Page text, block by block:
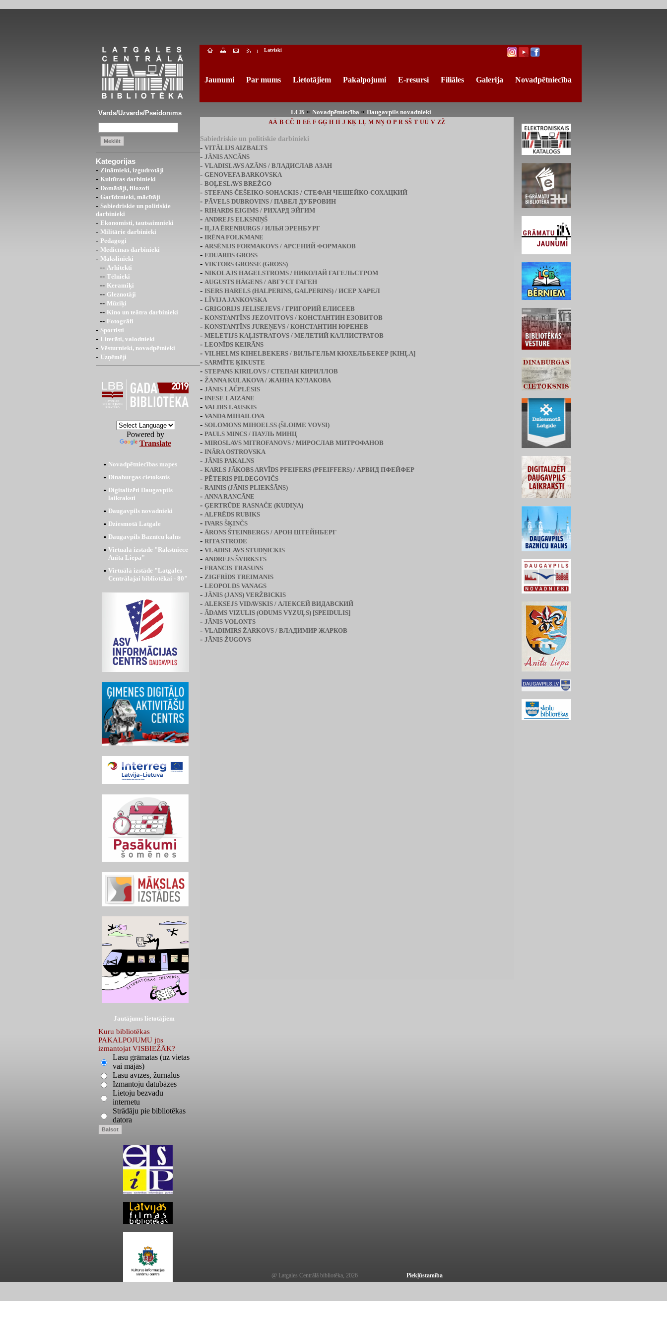
l Latviski
Jaunumi Par mums Lietotājiem Pakalpojumi E-resursi Filiāles Galerija Novadpētniecība
Vārds/Uzvārds/Pseidonīms
Kategorijas
- Zinātnieki, izgudrotāji
- Kultūras darbinieki
- Domātāji, filozofi
- Garīdznieki, mācītāji
- Sabiedriskie un politiskie
darbinieki
- Ekonomisti, tautsaimnieki
- Militārie darbinieki
- Pedagogi
- Medicīnas darbinieki
- Mākslinieki
-- Arhitekti
-- Tēlnieki
-- Keramiķi
-- Gleznotāji
-- Mūziķi
-- Kino un teātra darbinieki
-- Fotogrāfi
- Sportisti
- Literāti, valodnieki
- Vēsturnieki, novadpētnieki
- Uzņēmēji
Powered by
Translate
Novadpētniecības mapes
Dinaburgas cietoksnis
Digitalizēti Daugavpils
laikraksti
Daugavpils novadnieki
Dziesmotā Latgale
Daugavpils Baznīcu kalns
Virtuālā izstāde "Rakstniece
Anita Liepa"
Virtuālā izstāde "Latgales
Centrālajai bibliotēkai - 80"
Jautājums lietotājiem
Kuru bibliotēkas
PAKALPOJUMU jūs
izmantojat VISBIEŽĀK?
Lasu grāmatas (uz vietas
vai mājās)
Lasu avīzes, žurnālus
Izmantoju datubāzes
Lietoju bezvadu
internetu
Strādāju pie bibliotēkas
datora
LCB» Novadpētniecība » Daugavpils novadnieki
AĀ B CČ D EĒ F GĢ H IĪ J KĶ LĻ M NŅ O P R SŠ T UŪ V ZŽ
Sabiedriskie un politiskie darbinieki
- VITĀLIJS AIZBALTS
- JĀNIS ANCĀNS
- VLADISLAVS AZĀNS / ВЛАДИСЛАВ АЗАН
- GENOVEFA BARKOVSKA
- BOĻESLAVS BREŽGO
- STEFANS ČEŠEIKO-SOHACKIS / СТЕФАН ЧЕШЕЙКО-СОХАЦКИЙ
- PĀVELS DUBROVINS / ПАВЕЛ ДУБРОВИН
- RIHARDS EIGIMS / РИХАРД ЭЙГИМ
- ANDREJS ELKSNIŅŠ
- IĻJA ĒRENBURGS / ИЛЬЯ ЭРЕНБУРГ
- IRĒNA FOLKMANE
- ARSĒNIJS FORMAKOVS / АРСЕНИЙ ФОРМАКОВ
- EDUARDS GROSS
- VIKTORS GROSSE (GROSS)
- NIKOLAJS HAGELSTROMS / НИКОЛАЙ ГАГЕЛЬСТРОМ
- AUGUSTS HĀGENS / АВГУСТ ГАГЕН
- ISERS HARELS (HALPERINS, GALPERINS) / ИСЕР ХАРЕЛ
- LĪVIJA JANKOVSKA
- GRIGORIJS JELISEJEVS / ГРИГОРИЙ ЕЛИСЕЕВ
- KONSTANTĪNS JEZOVITOVS / КОНСТАНТИН ЕЗОВИТОВ
- KONSTANTĪNS JUREŅEVS / КОНСТАНТИН ЮРЕНЕВ
- MELETIJS KAĻISTRATOVS / МЕЛЕТИЙ КАЛЛИСТРАТОВ
- LEONĪDS KEIRĀNS
- VILHELMS KIHELBEKERS / ВИЛЬГЕЛЬМ КЮХЕЛЬБЕКЕР [KIHĻA]
- SARMĪTE ĶIKUSTE
- STEPANS KIRILOVS / СТЕПАН КИРИЛЛОВ
- ŽANNA KULAKOVA / ЖАННА КУЛАКОВА
- JĀNIS LĀČPLĒSIS
- INESE LAIZĀNE
- VALDIS LAUSKIS
- VANDA MIHAILOVA
- SOLOMONS MIHOELSS (ŠLOIME VOVSI)
- PAULS MINCS / ПАУЛЬ МИНЦ
- MIROSLAVS MITROFANOVS / МИРОСЛАВ МИТРОФАНОВ
- INĀRA OSTROVSKA
- JĀNIS PAKALNS
- KARLS JĀKOBS ARVĪDS PFEIFERS (PFEIFFERS) / АРВИД ПФЕЙФЕР
- PĒTERIS PILDEGOVIČS
- RAINIS (JĀNIS PLIEKŠĀNS)
- ANNA RANCĀNE
- ĢERTRŪDE RASNAČE (KUDIŅA)
- ALFRĒDS RUBIKS
- IVARS ŠĶINČS
- ĀRONS ŠTEINBERGS / АРОН ШТЕЙНБЕРГ
- RITA STRODE
- VLADISLAVS STUDŅICKIS
- ANDREJS ŠVIRKSTS
- FRANCIS TRASUNS
- ZIGFRĪDS TREIMANIS
- LEOPOLDS VANAGS
- JĀNIS (JANS) VERŽBICKIS
- ALEKSEJS VIDAVSKIS / АЛЕКСЕЙ ВИДАВСКИЙ
- ĀDAMS VIZULIS (ODUMS VYZUĻS) [SPEIDULIS]
- JĀNIS VOLONTS
- VLADIMIRS ŽARKOVS / ВЛАДИМИР ЖАРКОВ
- JĀNIS ŽUGOVS
@ Latgales Centrālā bibliotēka, 2026 Piekļūstamība